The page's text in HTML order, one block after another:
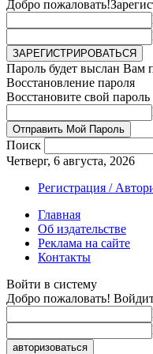
Добро пожаловать!
Пароль будет выслан Вам
Восстановление пароля
Восстановите свой пароль
Поиск
Четверг, 6 августа, 2026
Регистрация /
Главная
Об издательстве
Реклама на сайте
Контакты
Войти в систему
Добро пожаловать!